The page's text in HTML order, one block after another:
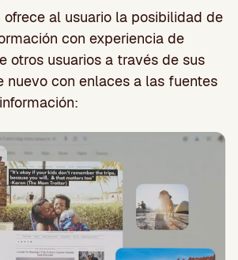
al usuario la posibilidad de
con experiencia de
otros usuarios a través de sus
nuevo con enlaces a las fuentes